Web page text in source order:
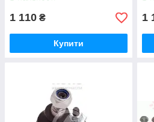
1 110 ₴
Купити
1